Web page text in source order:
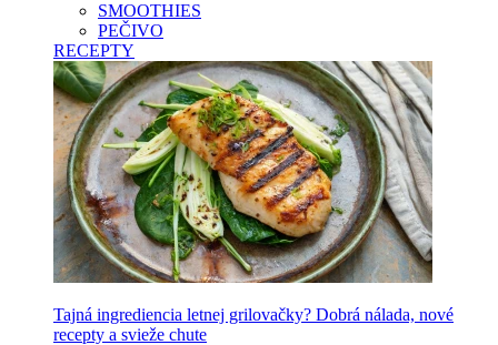
SMOOTHIES
PEČIVO
RECEPTY
Tajná ingrediencia letnej grilovačky? Dobrá nálada, nové
recepty a svieže chute